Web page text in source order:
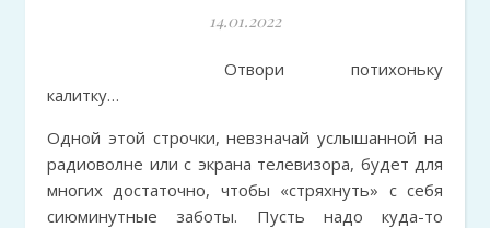
14.01.2022
Отвори потихоньку
калитку…
Одной этой строчки, невзначай услышанной на
радиоволне или с экрана телевизора, будет для
многих достаточно, чтобы «стряхнуть» с себя
сиюминутные заботы. Пусть надо куда-то